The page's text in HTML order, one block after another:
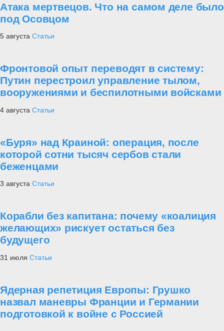
Атака мертвецов. Что на самом деле было
под Осовцом
5 августа Статьи
Фронтовой опыт переводят в систему:
Путин перестроил управление тылом,
вооружениями и беспилотными войсками
4 августа Статьи
«Буря» над Краиной: операция, после
которой сотни тысяч сербов стали
беженцами
3 августа Статьи
Корабли без капитана: почему «коалиция
желающих» рискует остаться без
будущего
31 июля Статьи
Ядерная репетиция Европы: Грушко
назвал маневры Франции и Германии
подготовкой к войне с Россией